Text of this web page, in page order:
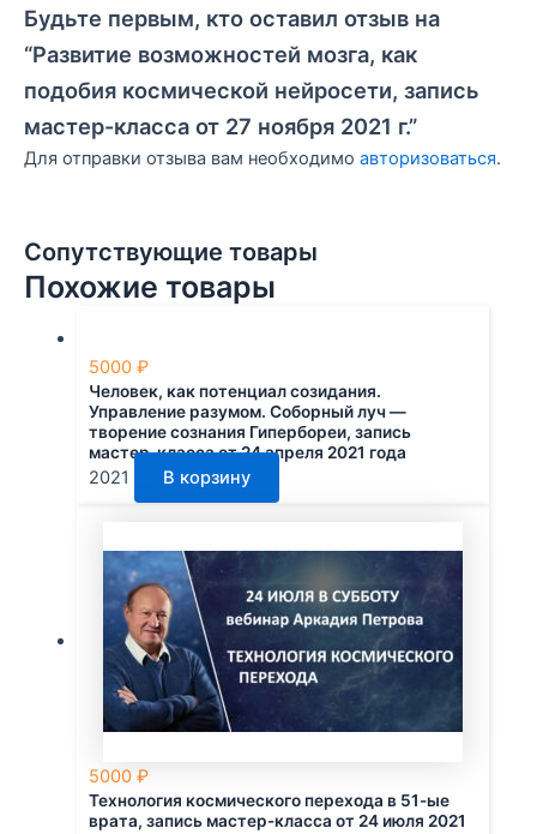
Будьте первым, кто оставил отзыв на
“Развитие возможностей мозга, как
подобия космической нейросети, запись
мастер-класса от 27 ноября 2021 г.”
Для отправки отзыва вам необходимо авторизоваться.
Сопутствующие товары
Похожие товары
5000 ₽
Человек, как потенциал созидания.
Управление разумом. Соборный луч —
творение сознания Гипербореи, запись
мастер-класса от 24 апреля 2021 года
2021 В корзину
5000 ₽
Технология космического перехода в 51-ые
врата, запись мастер-класса от 24 июля 2021